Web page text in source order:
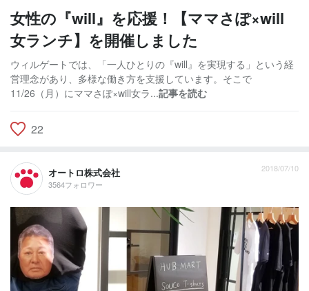
女性の『will』を応援！【ママさぽ×will
女ランチ】を開催しました
ウィルゲートでは、「一人ひとりの『will』を実現する」という経
営理念があり、多様な働き方を支援しています。そこで
11/26（月）にママさぽ×will女ラ...記事を読む
22
オートロ株式会社
3564フォロワー
2018/07/10